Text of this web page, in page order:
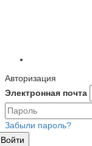
Авторизация
Электронная почта
Забыли пароль?
Войти